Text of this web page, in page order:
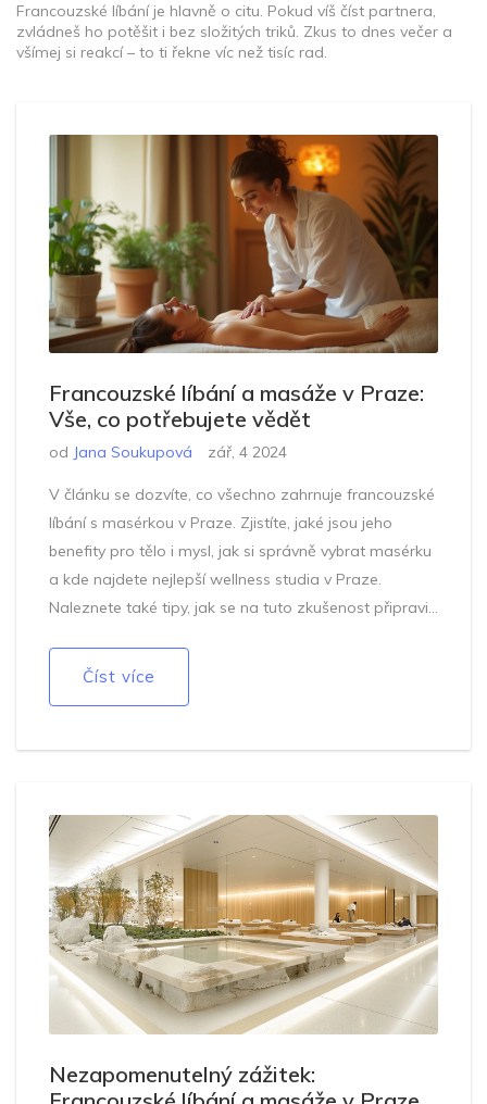
Francouzské líbání je hlavně o citu. Pokud víš číst partnera,
zvládneš ho potěšit i bez složitých triků. Zkus to dnes večer a
všímej si reakcí – to ti řekne víc než tisíc rad.
Francouzské líbání a masáže v Praze:
Vše, co potřebujete vědět
od Jana Soukupová zář, 4 2024
V článku se dozvíte, co všechno zahrnuje francouzské
líbání s masérkou v Praze. Zjistíte, jaké jsou jeho
benefity pro tělo i mysl, jak si správně vybrat masérku
a kde najdete nejlepší wellness studia v Praze.
Naleznete také tipy, jak se na tuto zkušenost připravit
Číst více
Nezapomenutelný zážitek: